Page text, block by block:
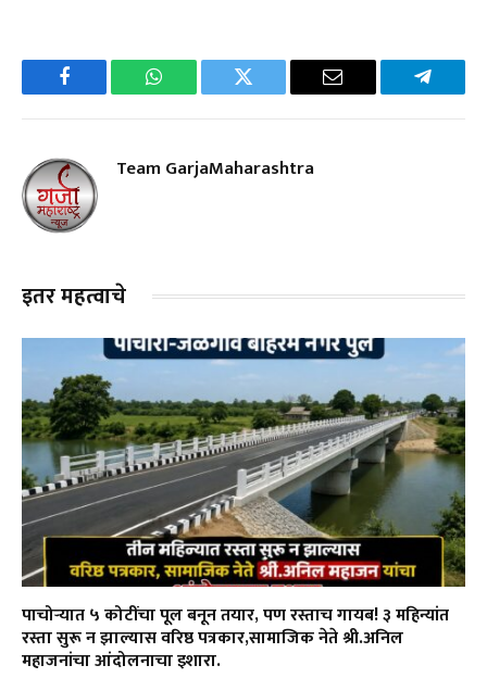
Facebook WhatsApp Twitter Email
Team GarjaMaharashtra
इतर महत्वाचे
पाचोऱ्यात ५ कोटींचा पूल बनून तयार, पण रस्ताच गायब! ३ महिन्यांत
रस्ता सुरू न झाल्यास वरिष्ठ पत्रकार,सामाजिक नेते श्री.अनिल
महाजनांचा आंदोलनाचा इशारा.